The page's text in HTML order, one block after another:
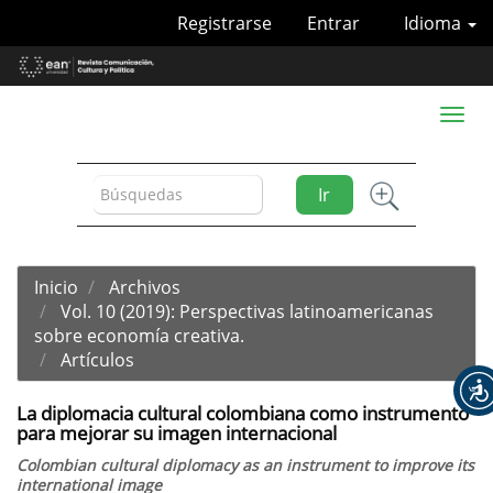
Contenido
principal
Idioma
Registrarse Entrar
Ir
Toggle
Inicio
Archivos
Vol. 10 (2019): Perspectivas latinoamericanas
sobre economía creativa.
Artículos
La diplomacia cultural colombiana como instrumento
para mejorar su imagen internacional
Colombian cultural diplomacy as an instrument to improve its
international image